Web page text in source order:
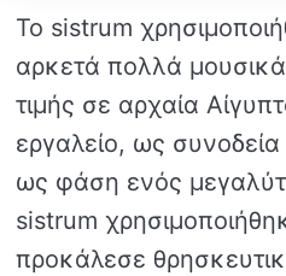
Το sistrum
αρκετά πολλά
τιμής σε αρχαία
εργαλείο, ως
ως φάση ενός
sistrum
προκάλεσε